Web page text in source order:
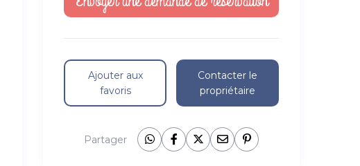
Ajouter aux
favoris
Contacter le
propriétaire
Partager